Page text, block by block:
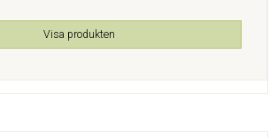
Visa produkten